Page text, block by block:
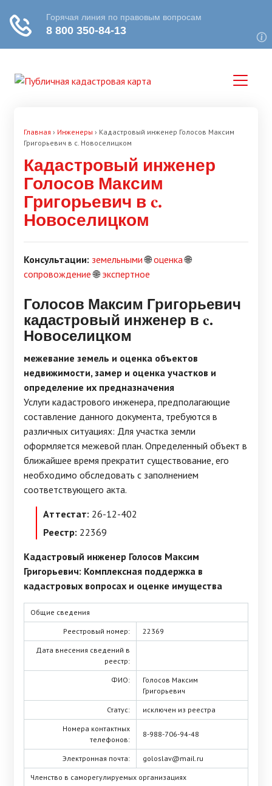
Главная › Инженеры › Кадастровый инженер Голосов Максим
Григорьевич в c. Новоселицком
Кадастровый инженер
Голосов Максим
Григорьевич в c.
Новоселицком
Консультации: земельными🌐оценка🌐
сопровождение🌐экспертное
Голосов Максим Григорьевич
кадастровый инженер в c.
Новоселицком
межевание земель и оценка объектов
недвижимости, замер и оценка участков и
определение их предназначения
Услуги кадастрового инженера, предполагающие
составление данного документа, требуются в
различных ситуациях: Для участка земли
оформляется межевой план. Определенный объект в
ближайшее время прекратит существование, его
необходимо обследовать с заполнением
соответствующего акта.
Аттестат: 26-12-402
Реестр: 22369
Кадастровый инженер Голосов Максим
Григорьевич: Комплексная поддержка в
кадастровых вопросах и оценке имущества
Общие сведения
Реестровый номер: 22369
Дата внесения сведений в
реестр:
ФИО:
Голосов Максим
Григорьевич
Статус: исключен из реестра
Номера контактных
телефонов:
8-988-706-94-48
Электронная почта: goloslav@mail.ru
Членство в саморегулируемых организациях